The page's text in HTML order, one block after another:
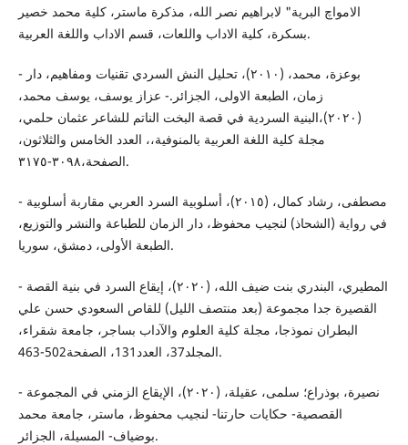
الامواچ البریة" لابراهیم نصر اللە، مذکرة ماستر، کلیة محمد خصیر
بسکرة، کلیة الاداب واللعات، قسم الاداب واللغة العربیة.
- بوعزة، محمد، (٢٠١٠)، تحلیل النش السردي تقنیات ومفاهیم، دار
زمان، الطبعة الاولی، الجزائر.- عزاز یوسف، یوسف محمد،
(۲۰۲۰)،البنیة السردیة في قصة البخت الناتم للشاعر عثمان حلمي،
مجلة كلیة اللغة العربیة بالمنوفیة،، العدد الخامس والثلاثون،
الصفحة،۳۰۹۸-۳۱۷٥.
- مصطفى، رشاد كمال، (٢٠١٥)، أسلوبية السرد العربي مقاربة أسلوبية
في رواية (الشحاذ) لنجيب محفوظ، دار الزمان للطباعة والنشر والتوزيع،
الطبعة الأولى، دمشق، سوريا.
- المطيري، البندري بنت ضيف الله، (٢٠٢٠)، إيقاع السرد في بنية القصة
القصيرة جدا مجموعة (بعد منتصف الليل) للقاص السعودي حسن علي
البطران نموذجا، مجلة كلية العلوم والآداب بساجر، جامعة شقراء،
المجلد37، العدد131، الصفحة502-463.
- نصيرة، بوذراع؛ سلمى، عقيلة، (٢٠٢٠)، الإيقاع الزمني في المجموعة
القصصية- حكايات حارتنا- لنجيب محفوظ، ماستر، جامعة محمد
بوضياف- المسيلة، الجزائر.